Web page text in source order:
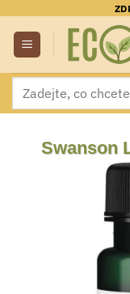
obsah
Hledat:
Swanson